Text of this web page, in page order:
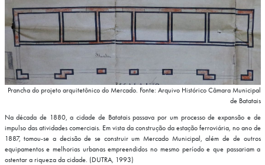
Prancha do projeto arquitetônico do Mercado. Fonte: Arquivo Histórico Câmara Municipal
de Batatais
Na década de 1880, a cidade de Batatais passava por um processo de expansão e de
impulso das atividades comerciais. Em vista da construção da estação ferroviária, no ano de
1887, tomou-se a decisão de se construir um Mercado Municipal, além de de outros
equipamentos e melhorias urbanas empreendidos no mesmo período e que passariam a
ostentar a riqueza da cidade. (DUTRA, 1993)